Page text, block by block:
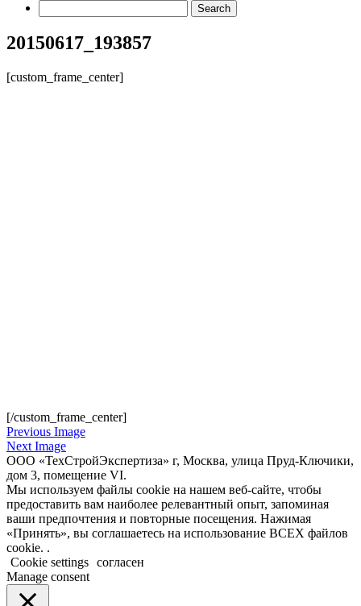
20150617_193857
[custom_frame_center]
[/custom_frame_center]
Previous Image
Next Image
ООО «ТехСтройЭкспертиза» г, Москва, улица Пруд-Ключики,
дом 3, помещение VI.
Мы используем файлы cookie на нашем веб-сайте, чтобы
предоставить вам наиболее релевантный опыт, запоминая
ваши предпочтения и повторные посещения. Нажимая
«Принять», вы соглашаетесь на использование ВСЕХ файлов
cookie. .
Cookie settings согласен
Manage consent